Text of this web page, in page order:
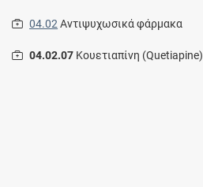
04.02Αντιψυχωσικά φάρμακα
04.02.07 Κουετιαπίνη (Quetiapine)